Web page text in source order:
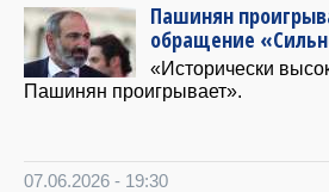
Пашинян
обращение
«Исторически
Пашинян проигрывает».
07.06.2026 - 19:30